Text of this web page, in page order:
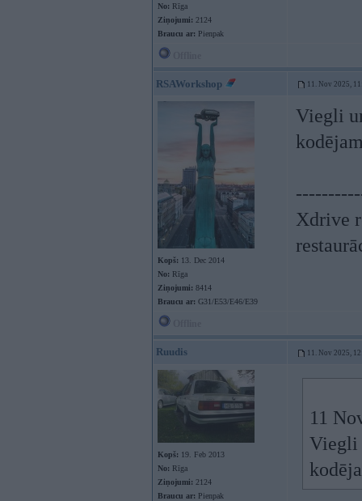
No: Rīga
Ziņojumi: 2124
Braucu ar: Pienpak
RSAWorkshop 11. Nov 2025,
Kopš: 13. Dec 2014
No: Rīga
Ziņojumi: 8414
Braucu ar: G31/E53/E46/E39
Viegli
Xdrive
Ruudis 11. Nov 2025,
Kopš: 19. Feb 2013
No: Rīga
Ziņojumi: 2124
Braucu ar: Pienpak
11
Viegli